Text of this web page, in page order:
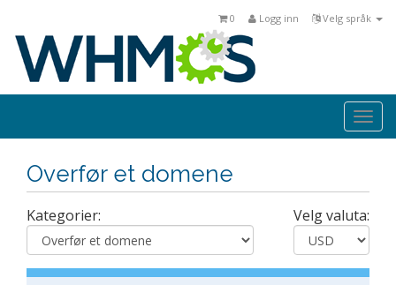
Velg språk
Logg inn
0
Overfør et domene
Kategorier: Velg valuta: